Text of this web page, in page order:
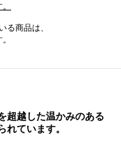
る商品は、
超越した温かみのある
ています。